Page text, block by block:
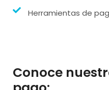
Herramientas de
Conoce